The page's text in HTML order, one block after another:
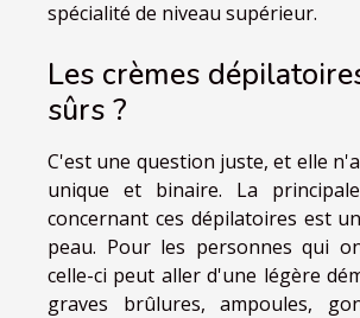
spécialité de niveau supérieur.
Les crèmes
sûrs ?
C'est une question juste, et elle
unique et binaire. La
concernant ces dépilatoires est
peau. Pour les personnes qui
celle-ci peut aller d'une légère
graves brûlures, ampoules,